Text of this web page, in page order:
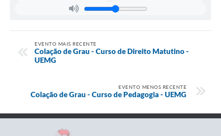
EVENTO MAIS RECENTE
Colação de Grau - Curso de Direito Matutino -
UEMG
EVENTO MENOS RECENTE
Colação de Grau - Curso de Pedagogia - UEMG